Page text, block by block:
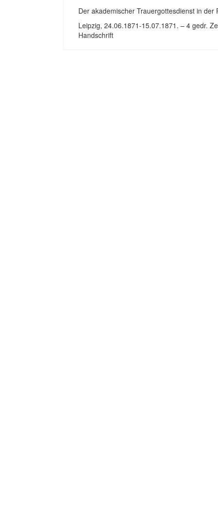
Der akademischer Trauergottesdienst in der
Leipzig, 24.06.1871-15.07.1871. – 4 gedr.
Handschrift